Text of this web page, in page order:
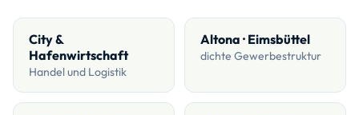
City &
Hafenwirtschaft
Handel und Logistik
Altona · Eimsbüttel
dichte Gewerbestruktur